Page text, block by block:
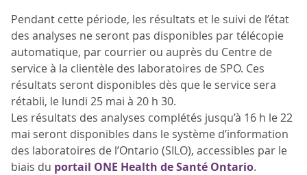
Pendant cette période, les résultats et le suivi de l’état
des analyses ne seront pas disponibles par télécopie
automatique, par courrier ou auprès du Centre de
service à la clientèle des laboratoires de SPO. Ces
résultats seront disponibles dès que le service sera
rétabli, le lundi 25 mai à 20 h 30.
Les résultats des analyses complétés jusqu’à 16 h le 22
mai seront disponibles dans le système d’information
des laboratoires de l’Ontario (SILO), accessibles par le
biais du portail ONE Health de Santé Ontario.